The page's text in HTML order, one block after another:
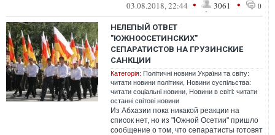
завод пива и фруктовых вод. Скорее всего,
03.08.2018, 22:44 • 3061 • 0
НЕЛЕПЫЙ ОТВЕТ
"ЮЖНООСЕТИНСКИХ"
СЕПАРАТИСТОВ НА ГРУЗИНСКИЕ
САНКЦИИ
Категорія: Політичні новини України та світу:
читати новини політики Новини суспільства:
читати соціальні новини Новини в світі: читати
останні світові новини
Из Абхазии пока никакой реакции на
список нет, но из "Южной Осетии" пришло
сообщение о том, что сепаратисты готовят